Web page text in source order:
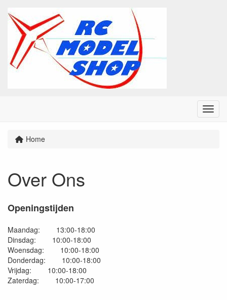
Menu
Home
Over Ons
Openingstijden
Maandag: 13:00-18:00
Dinsdag: 10:00-18:00
Woensdag: 10:00-18:00
Donderdag: 10:00-18:00
Vrijdag: 10:00-18:00
Zaterdag: 10:00-17:00